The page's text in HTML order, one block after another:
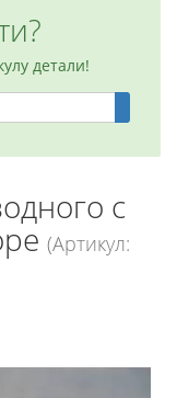
детали!
с
(Артикул: